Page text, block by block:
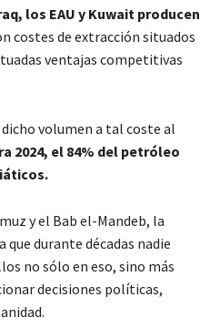
los EAU y Kuwait producen
costes de extracción situados
ventajas competitivas
volumen a tal coste al
2024, el 84% del petróleo
y el Bab el-Mandeb, la
durante décadas nadie
no sólo en eso, sino más
decisiones políticas,